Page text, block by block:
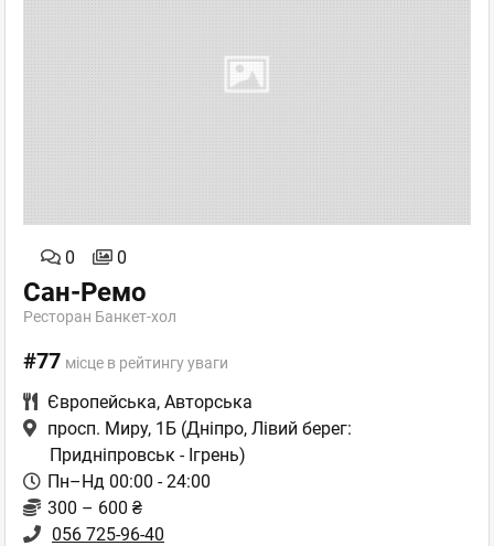
0 0
Сан-Ремо
Ресторан Банкет-хол
#77 місце в рейтингу уваги
Європейська, Авторська
просп. Миру, 1Б (Дніпро, Лівий берег:
Придніпровськ - Ігрень)
Пн–Нд 00:00 - 24:00
300 – 600 ₴
056 725-96-40